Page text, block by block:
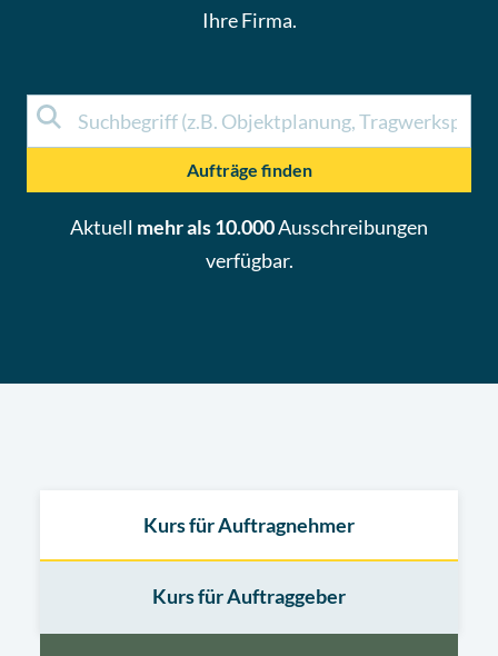
Ihre Firma.
Aufträge finden
Aktuell mehr als 10.000Ausschreibungen
verfügbar.
Kurs für Auftragnehmer
Kurs für Auftraggeber